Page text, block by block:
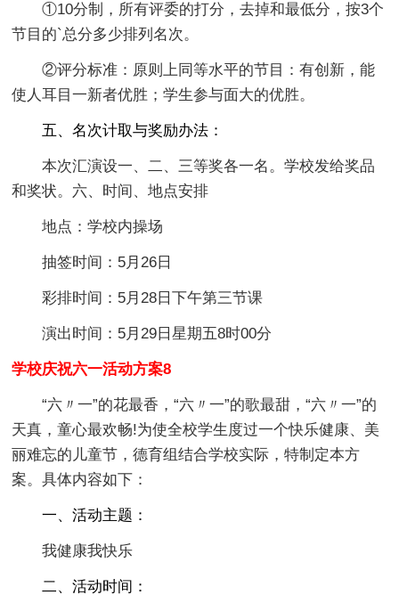
①10分制，所有评委的打分，去掉和最低分，按3个
节目的`总分多少排列名次。
②评分标准：原则上同等水平的节目：有创新，能
使人耳目一新者优胜；学生参与面大的优胜。
五、名次计取与奖励办法：
本次汇演设一、二、三等奖各一名。学校发给奖品
和奖状。六、时间、地点安排
地点：学校内操场
抽签时间：5月26日
彩排时间：5月28日下午第三节课
演出时间：5月29日星期五8时00分
学校庆祝六一活动方案8
“六〃一”的花最香，“六〃一”的歌最甜，“六〃一”的
天真，童心最欢畅!为使全校学生度过一个快乐健康、美
丽难忘的儿童节，德育组结合学校实际，特制定本方
案。具体内容如下：
一、活动主题：
我健康我快乐
二、活动时间：